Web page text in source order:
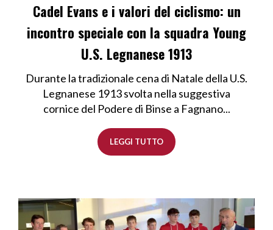
Cadel Evans e i valori del ciclismo: un
incontro speciale con la squadra Young
U.S. Legnanese 1913
Durante la tradizionale cena di Natale della U.S.
Legnanese 1913 svolta nella suggestiva
cornice del Podere di Binse a Fagnano...
LEGGI TUTTO